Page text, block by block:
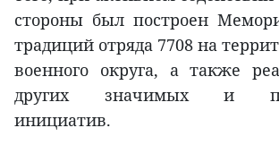
стороны был построен
традиций отряда 7708 на
военного округа, а также
других значимых и
инициатив.